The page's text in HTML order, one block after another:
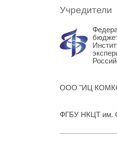
Учредители
ООО "ИЦ
ФГБУ НКЦТ им.